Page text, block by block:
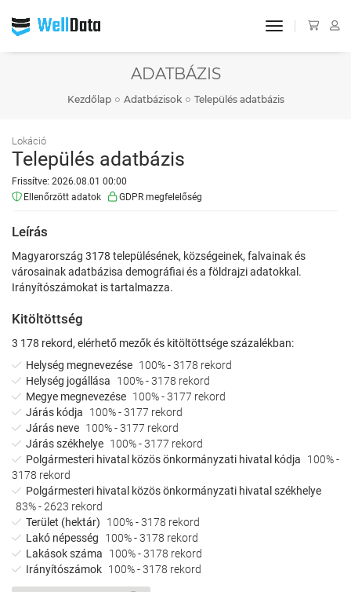
toggle
ADATBÁZIS
Kezdőlap Adatbázisok Település adatbázis
Lokáció
Település adatbázis
Frissítve: 2026.08.01 00:00
Ellenőrzött adatok
GDPR megfelelőség
Leírás
Magyarország 3178 településének, községeinek, falvainak és
városainak adatbázisa demográfiai és a földrajzi adatokkal.
Irányítószámokat is tartalmazza.
Kitöltöttség
3 178 rekord, elérhető mezők és kitöltöttsége százalékban:
Helység megnevezése 100% - 3178 rekord
Helység jogállása
100% - 3178 rekord
Megye megnevezése 100% - 3177 rekord
Járás kódja
100% - 3177 rekord
Járás neve 100% - 3177 rekord
Járás székhelye 100% - 3177 rekord
Polgármesteri hivatal közös önkormányzati hivatal kódja
100% -
3178 rekord
Polgármesteri hivatal közös önkormányzati hivatal székhelye
83% - 2623 rekord
Terület (hektár)
100% - 3178 rekord
Lakó népesség
100% - 3178 rekord
Lakások száma
100% - 3178 rekord
Irányítószámok 100% - 3178 rekord